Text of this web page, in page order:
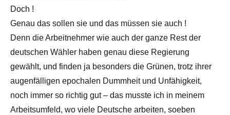
Doch !
Genau das sollen sie und das müssen sie auch !
Denn die Arbeitnehmer wie auch der ganze Rest der
deutschen Wähler haben genau diese Regierung
gewählt, und finden ja besonders die Grünen, trotz ihrer
augenfälligen epochalen Dummheit und Unfähigkeit,
noch immer so richtig gut – das musste ich in meinem
Arbeitsumfeld, wo viele Deutsche arbeiten, soeben